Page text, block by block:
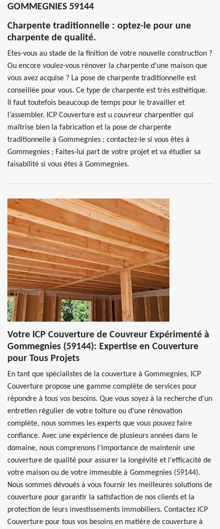
GOMMEGNIES 59144
Charpente traditionnelle : optez-le pour une
charpente de qualité.
Etes-vous au stade de la finition de votre nouvelle construction ?
Ou encore voulez-vous rénover la charpente d’une maison que
vous avez acquise ? La pose de charpente traditionnelle est
conseillée pour vous. Ce type de charpente est très esthétique.
Il faut toutefois beaucoup de temps pour le travailler et
l’assembler. ICP Couverture est u couvreur charpentier qui
maîtrise bien la fabrication et la pose de charpente
traditionnelle à Gommegnies ; contactez-le si vous êtes à
Gommegnies ; Faites-lui part de votre projet et va étudier sa
faisabilité si vous êtes à Gommegnies.
Votre ICP Couverture de Couvreur Expérimenté à
Gommegnies (59144): Expertise en Couverture
pour Tous Projets
En tant que spécialistes de la couverture à Gommegnies, ICP
Couverture propose une gamme complète de services pour
répondre à tous vos besoins. Que vous soyez à la recherche d'un
entretien régulier de votre toiture ou d'une rénovation
complète, nous sommes les experts que vous pouvez faire
confiance. Avec une expérience de plusieurs années dans le
domaine, nous comprenons l'importance de maintenir une
couverture de qualité pour assurer la longévité et l'efficacité de
votre maison ou de votre immeuble à Gommegnies (59144).
Nous sommes dévoués à vous fournir les meilleures solutions de
couverture pour garantir la satisfaction de nos clients et la
protection de leurs investissements immobiliers. Contactez ICP
Couverture pour tous vos besoins en matière de couverture à